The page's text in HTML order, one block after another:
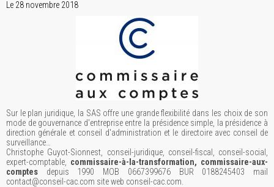
Le 28 novembre 2018
Sur le plan juridique, la SAS offre une grande flexibilité dans les choix de son
mode de gouvernance d'entreprise entre la présidence simple, la présidence à
direction générale et conseil d'administration et le directoire avec conseil de
surveillance…
Christophe Guyot-Sionnest, conseil-juridique, conseil-fiscal, conseil-social,
expert-comptable, commissaire-à-la-transformation, commissaire-aux-
comptes depuis 1990 MOB 0667399676 BUR 0188245403 mail
contact@conseil-cac.com site web conseil-cac.com.